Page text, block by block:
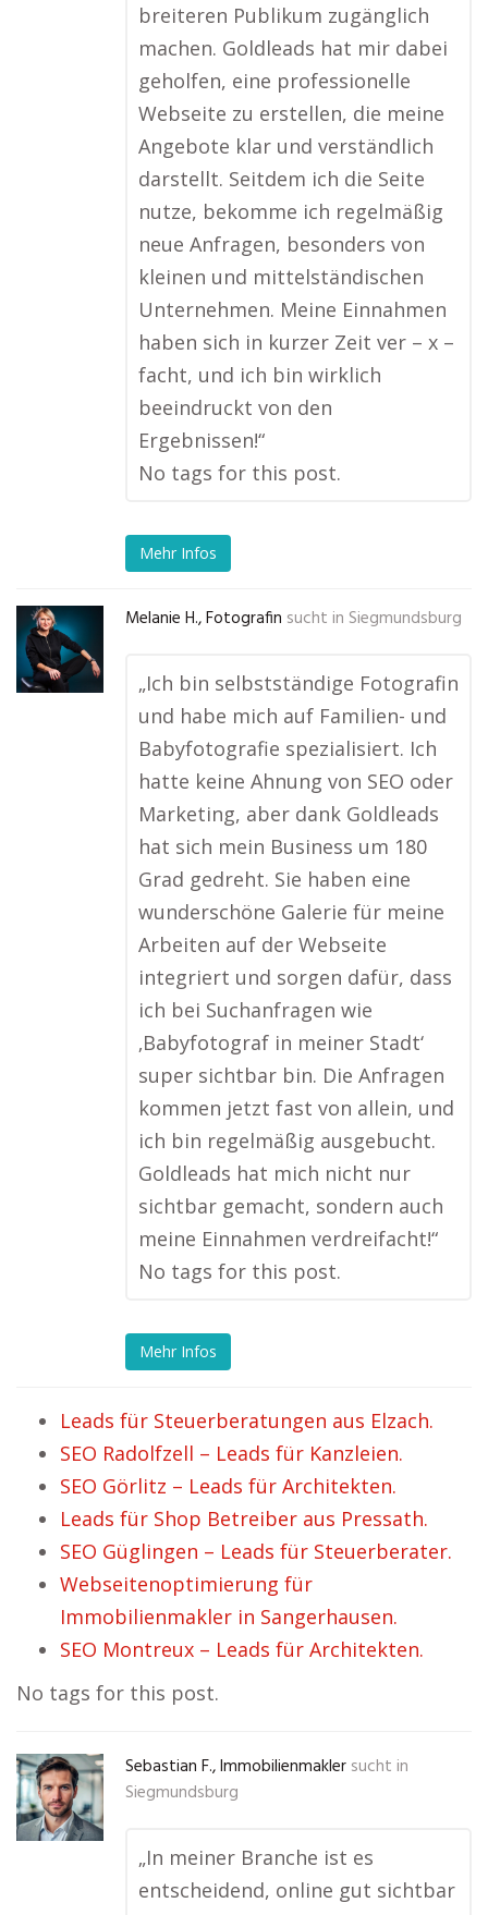
breiteren Publikum zugänglich
machen. Goldleads hat mir dabei
geholfen, eine professionelle
Webseite zu erstellen, die meine
Angebote klar und verständlich
darstellt. Seitdem ich die Seite
nutze, bekomme ich regelmäßig
neue Anfragen, besonders von
kleinen und mittelständischen
Unternehmen. Meine Einnahmen
haben sich in kurzer Zeit ver – x –
facht, und ich bin wirklich
beeindruckt von den
Ergebnissen!“
No tags for this post.
Mehr Infos
Melanie H., Fotografin sucht in Siegmundsburg
„Ich bin selbstständige Fotografin
und habe mich auf Familien- und
Babyfotografie spezialisiert. Ich
hatte keine Ahnung von SEO oder
Marketing, aber dank Goldleads
hat sich mein Business um 180
Grad gedreht. Sie haben eine
wunderschöne Galerie für meine
Arbeiten auf der Webseite
integriert und sorgen dafür, dass
ich bei Suchanfragen wie
‚Babyfotograf in meiner Stadt‘
super sichtbar bin. Die Anfragen
kommen jetzt fast von allein, und
ich bin regelmäßig ausgebucht.
Goldleads hat mich nicht nur
sichtbar gemacht, sondern auch
meine Einnahmen verdreifacht!“
No tags for this post.
Mehr Infos
Leads für Steuerberatungen aus Elzach.
SEO Radolfzell – Leads für Kanzleien.
SEO Görlitz – Leads für Architekten.
Leads für Shop Betreiber aus Pressath.
SEO Güglingen – Leads für Steuerberater.
Webseitenoptimierung für
Immobilienmakler in Sangerhausen.
SEO Montreux – Leads für Architekten.
No tags for this post.
Sebastian F., Immobilienmakler sucht in
Siegmundsburg
„In meiner Branche ist es
entscheidend, online gut sichtbar